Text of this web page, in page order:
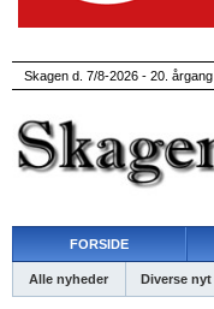
Skagen d. 7/8-2026 - 20. årgang
FORSIDE
Alle nyheder Diverse nyt